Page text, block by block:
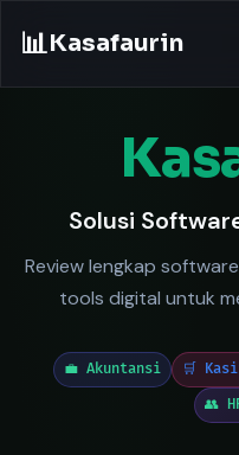
📊Kasafaurin
Solusi
Review lengkap
tools digital untuk
💼 Akuntansi 🛒
👥